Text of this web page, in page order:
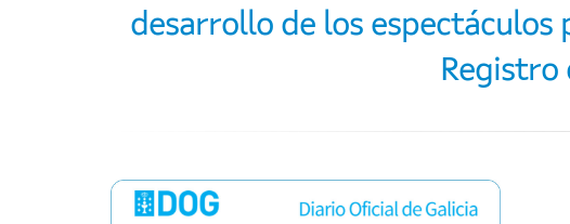
desarrollo de los espectáculos
Registro